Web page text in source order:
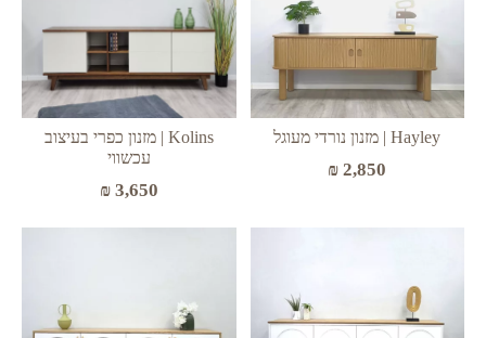
Hayley | מזנון נורדי מעוגל
₪ 2,850
Kolins | מזנון כפרי בעיצוב
עכשווי
₪3,650